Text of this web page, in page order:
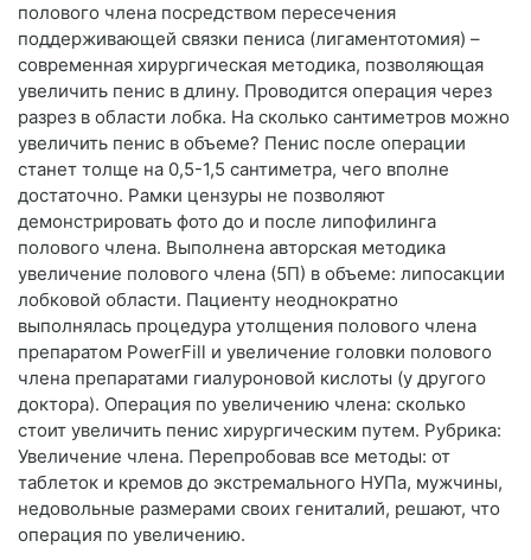
полового члена посредством пересечения
поддерживающей связки пениса (лигаментотомия) –
современная хирургическая методика, позволяющая
увеличить пенис в длину. Проводится операция через
разрез в области лобка. На сколько сантиметров можно
увеличить пенис в объеме? Пенис после операции
станет толще на 0,5-1,5 сантиметра, чего вполне
достаточно. Рамки цензуры не позволяют
демонстрировать фото до и после липофилинга
полового члена. Выполнена авторская методика
увеличение полового члена (5П) в объеме: липосакции
лобковой области. Пациенту неоднократно
выполнялась процедура утолщения полового члена
препаратом PowerFill и увеличение головки полового
члена препаратами гиалуроновой кислоты (у другого
доктора). Операция по увеличению члена: сколько
стоит увеличить пенис хирургическим путем. Рубрика:
Увеличение члена. Перепробовав все методы: от
таблеток и кремов до экстремального НУПа, мужчины,
недовольные размерами своих гениталий, решают, что
операция по увеличению.